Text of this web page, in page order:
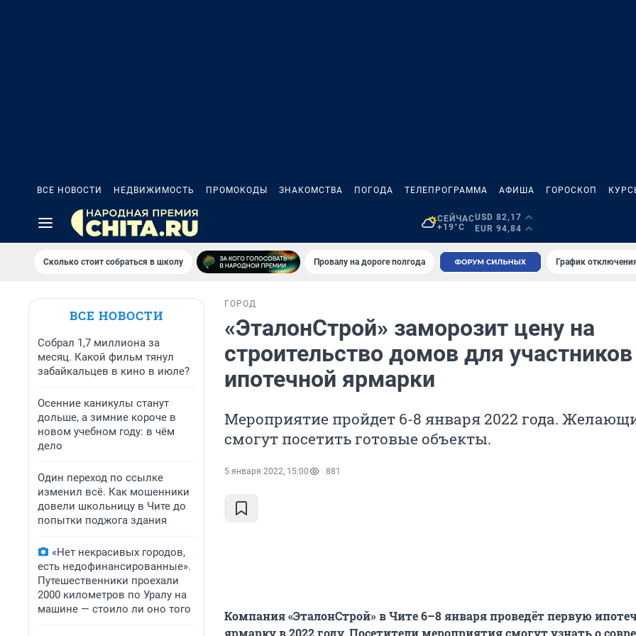
ВСЕ НОВОСТИ НЕДВИЖИМОСТЬ ПРОМОКОДЫ ЗНАКОМСТВА ПОГОДА ТЕЛЕПРОГРАММА АФИША ГОРОСКОП
СЕЙЧАС
+19°C
USD 82,17
EUR 94,84
Сколько стоит собраться в школу Провалу на дороге полгода График
ВСЕ НОВОСТИ
Собрал 1,7 миллиона за
месяц. Какой фильм тянул
забайкальцев в кино в июле?
Осенние каникулы станут
дольше, а зимние короче в
новом учебном году: в чём
дело
Один переход по ссылке
изменил всё. Как мошенники
довели школьницу в Чите до
попытки поджога здания
«Нет некрасивых городов,
есть недофинансированные».
Путешественники проехали
2000 километров по Уралу на
машине — стоило ли оно того
ГОРОД
«ЭталонСтрой» заморозит цену на
строительство домов для участников
ипотечной ярмарки
Мероприятие пройдет 6-8 января 2022 года.
смогут посетить готовые объекты.
5 января 2022, 15:00 881
Компания «ЭталонСтрой» в Чите 6–8 января проведёт первую
ярмарку в 2022 году. Посетители мероприятия смогут узнать о